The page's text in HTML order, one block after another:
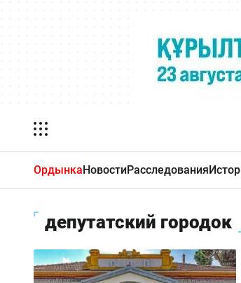
ОрдынкаНовостиРасследования
депутатский городок